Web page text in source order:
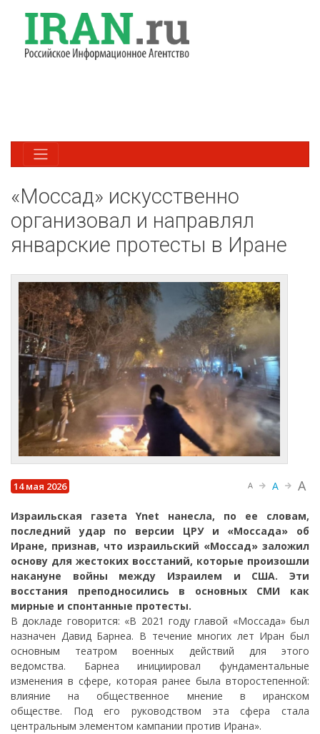
«Моссад» искусственно
организовал и направлял
январские протесты в Иране
14 мая 2026 A A A
Израильская газета Ynet нанесла, по ее словам,
последний удар по версии ЦРУ и «Моссада» об
Иране, признав, что израильский «Моссад» заложил
основу для жестоких восстаний, которые произошли
накануне войны между Израилем и США. Эти
восстания преподносились в основных СМИ как
мирные и спонтанные протесты.
В докладе говорится: «В 2021 году главой «Моссада» был
назначен Давид Барнеа. В течение многих лет Иран был
основным театром военных действий для этого
ведомства. Барнеа инициировал фундаментальные
изменения в сфере, которая ранее была второстепенной:
влияние на общественное мнение в иранском
обществе. Под его руководством эта сфера стала
центральным элементом кампании против Ирана».